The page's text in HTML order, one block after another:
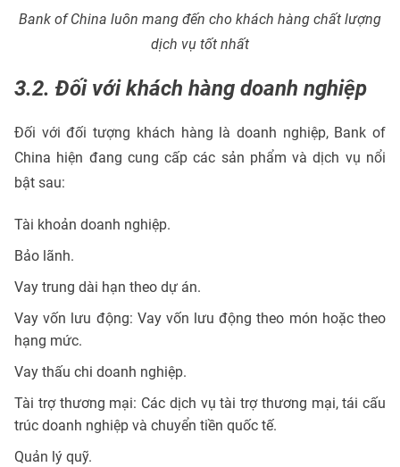
Bank of China luôn mang đến cho khách hàng chất lượng
dịch vụ tốt nhất
3.2. Đối với khách hàng doanh nghiệp
Đối với đối tượng khách hàng là doanh nghiệp, Bank of
China hiện đang cung cấp các sản phẩm và dịch vụ nổi
bật sau:
Tài khoản doanh nghiệp.
Bảo lãnh.
Vay trung dài hạn theo dự án.
Vay vốn lưu động: Vay vốn lưu động theo món hoặc theo
hạng mức.
Vay thấu chi doanh nghiệp.
Tài trợ thương mại: Các dịch vụ tài trợ thương mại, tái cấu
trúc doanh nghiệp và chuyển tiền quốc tế.
Quản lý quỹ.